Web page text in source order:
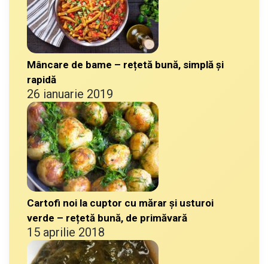
Mâncare de bame – rețetă bună, simplă și
rapidă
26 ianuarie 2019
Cartofi noi la cuptor cu mărar și usturoi
verde – rețetă bună, de primăvară
15 aprilie 2018